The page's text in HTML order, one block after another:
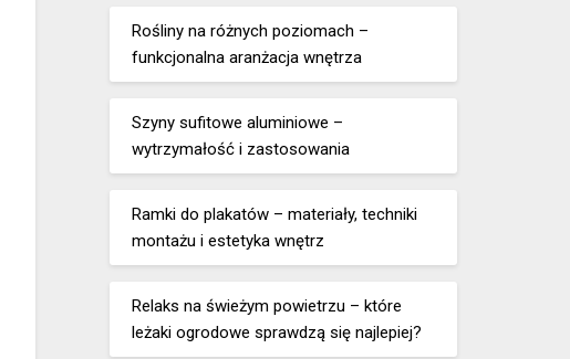
Rośliny na różnych poziomach –
funkcjonalna aranżacja wnętrza
Szyny sufitowe aluminiowe –
wytrzymałość i zastosowania
Ramki do plakatów – materiały, techniki
montażu i estetyka wnętrz
Relaks na świeżym powietrzu – które
leżaki ogrodowe sprawdzą się najlepiej?